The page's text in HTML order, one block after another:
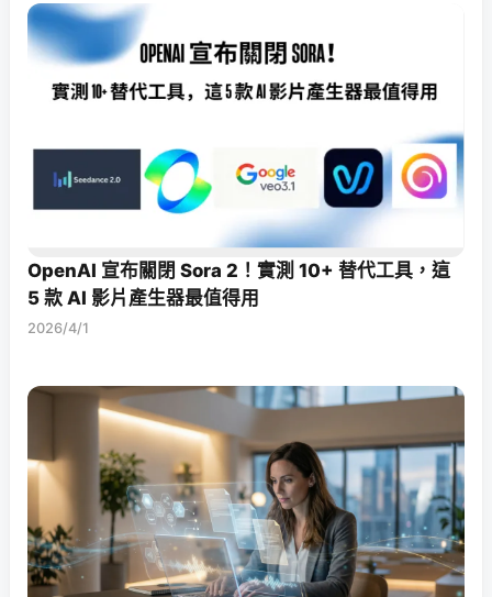
OpenAI 宣布關閉 Sora 2！實測 10+ 替代工具，這
5 款 AI 影片產生器最值得用
2026/4/1